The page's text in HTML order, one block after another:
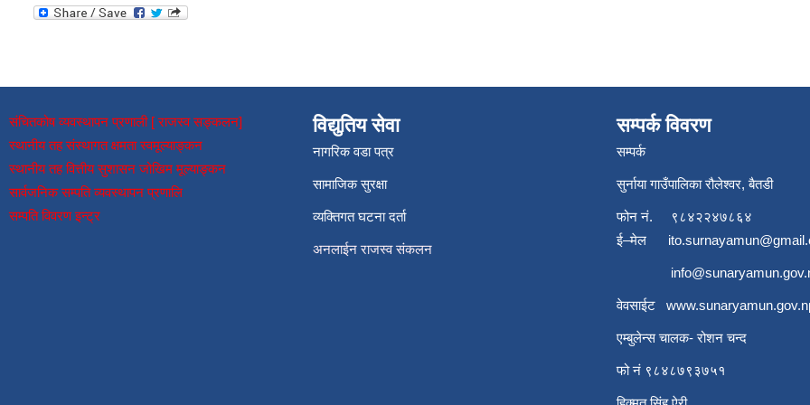
संचितकोष व्यवस्थापन प्रणाली [ राजस्व सङ्कलन]
स्थानीय तह संस्थागत क्षमता स्वमूल्याङ्कन
स्थानीय तह वित्तीय सुशासन जोखिम मूल्याङ्कन
सार्वजनिक सम्पति व्यवस्थापन प्रणालि
सम्पति विवरण इन्ट्र
विद्युतिय सेवा
नागरिक वडा पत्र
सामाजिक सुरक्षा
व्यक्तिगत घटना दर्ता
अनलाईन राजस्व संकलन
सम्पर्क विवरण
सम्पर्क
सुर्नाया गाउँपालिका रौलेश्वर, बैतडी
फोन नं.
९८४२२४७८६४
ई–मेल
वेवसाईट www.
एम्बुलेन्स चालक- रोशन चन्द
फो नं ९८४८७९३७५१